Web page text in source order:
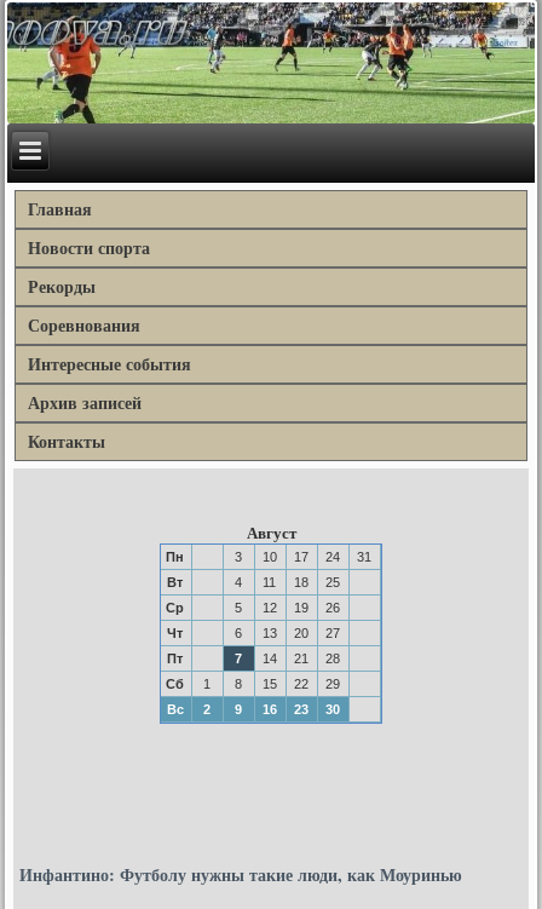
Главная
Новости спорта
Рекорды
Соревнования
Интересные события
Архив записей
Контакты
Август
Пн 3 10 17 24
31
Вт
4 11 18
25
Ср
5 12 19
26
Чт
6 13 20
27
Пт
7 14 21
28
Сб
1 8 15 22
29
Вс
2 9 16 23 30
Инфантино: Футболу нужны такие люди, как Моуринью